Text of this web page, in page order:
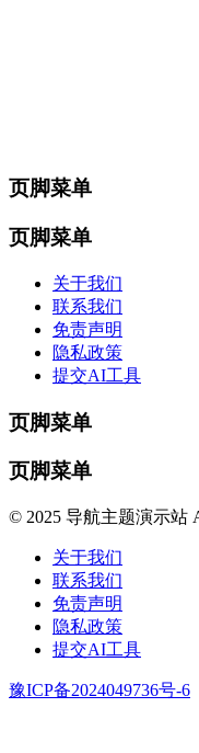
页脚菜单
页脚菜单
关于我们
联系我们
免责声明
隐私政策
提交AI工具
页脚菜单
页脚菜单
© 2025 导航主题演示站
关于我们
联系我们
免责声明
隐私政策
提交AI工具
豫ICP备2024049736号-6